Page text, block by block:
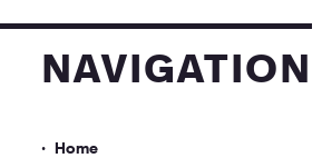
navigation
Home